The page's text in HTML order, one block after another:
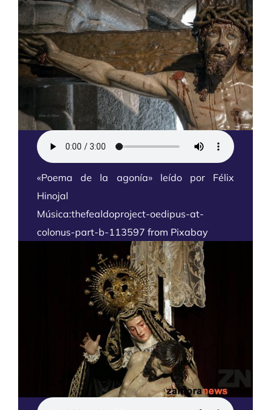
«Poema de la agonía» leído por Félix
Hinojal
Música:thefealdoproject-oedipus-at-
colonus-part-b-113597 from Pixabay